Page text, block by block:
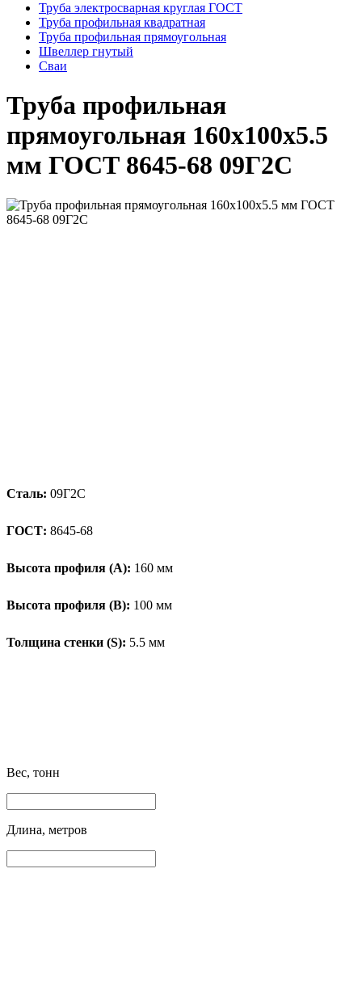
Труба электросварная круглая ГОСТ
Труба профильная квадратная
Труба профильная прямоугольная
Швеллер гнутый
Сваи
Труба профильная
прямоугольная 160x100x5.5
мм ГОСТ 8645-68 09Г2С
Сталь: 09Г2С
ГОСТ: 8645-68
Высота профиля (А): 160 мм
Высота профиля (B): 100 мм
Толщина стенки (S): 5.5 мм
Вес, тонн
Длина, метров